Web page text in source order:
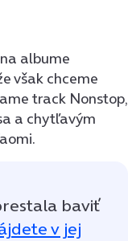
albume
však chceme
track Nonstop,
a chytľavým
baviť
v jej